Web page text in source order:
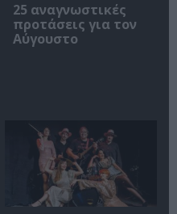
25 αναγνωστικές
προτάσεις για τον
Αύγουστο